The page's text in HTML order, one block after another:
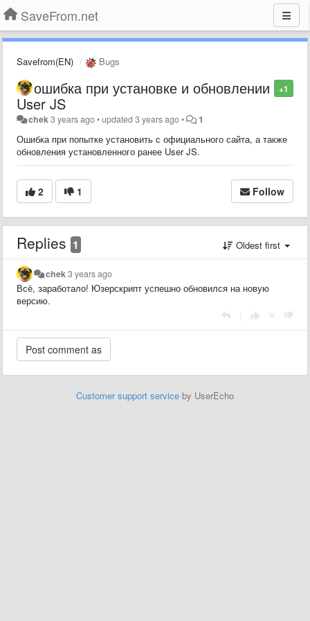
SaveFrom.net
Savefrom(EN) Bugs
+1
ошибка при установке и обновлении
User JS
chek3 years ago•updated3 years ago• 1
Ошибка при попытке установить с официального сайта, а также
обновления установленного ранее User JS.
2 1 Follow
Replies 1 Oldest first
chek3 years ago
Всё, заработало! Юзерскрипт успешно обновился на новую
версию.
Customer support service by UserEcho